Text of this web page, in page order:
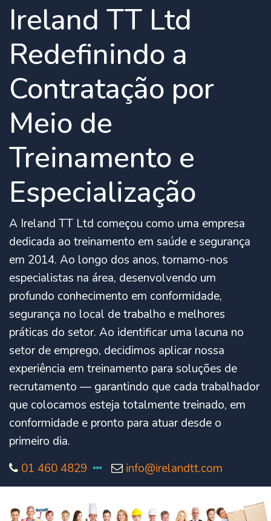
Ireland TT Ltd
Redefinindo a
Contratação por
Meio de
Treinamento e
Especialização
A Ireland TT Ltd começou como uma empresa
dedicada ao treinamento em saúde e segurança
em 2014. Ao longo dos anos, tornamo-nos
especialistas na área, desenvolvendo um
profundo conhecimento em conformidade,
segurança no local de trabalho e melhores
práticas do setor. Ao identificar uma lacuna no
setor de emprego, decidimos aplicar nossa
experiência em treinamento para soluções de
recrutamento — garantindo que cada trabalhador
que colocamos esteja totalmente treinado, em
conformidade e pronto para atuar desde o
primeiro dia.
01 460 4829
info@irelandtt.com